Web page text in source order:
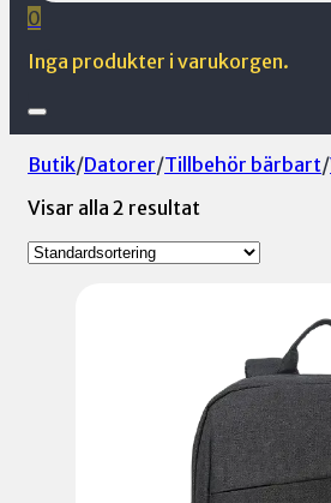
0
Inga produkter i varukorgen.
Butik/Datorer/Tillbehör bärbart/
Visar alla 2 resultat